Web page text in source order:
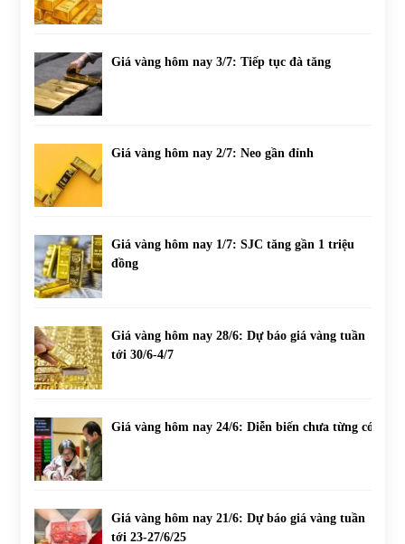
Giá vàng hôm nay 3/7: Tiếp tục đà tăng
Giá vàng hôm nay 2/7: Neo gần đỉnh
Giá vàng hôm nay 1/7: SJC tăng gần 1 triệu
đồng
Giá vàng hôm nay 28/6: Dự báo giá vàng tuần
tới 30/6-4/7
Giá vàng hôm nay 24/6: Diễn biến chưa từng có
Giá vàng hôm nay 21/6: Dự báo giá vàng tuần
tới 23-27/6/25